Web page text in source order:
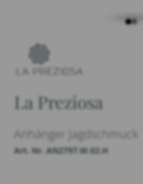
La Preziosa
Anhänger Jagdschmuck
Art. Nr. AN2797.W.02.H